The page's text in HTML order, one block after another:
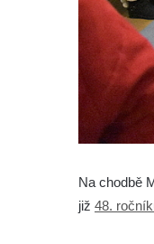
Na chodbě
již 48.